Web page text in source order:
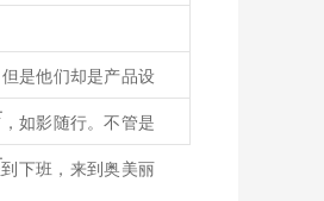
是他们却是产品设
如影随行。不管是
下班，来到奥美丽